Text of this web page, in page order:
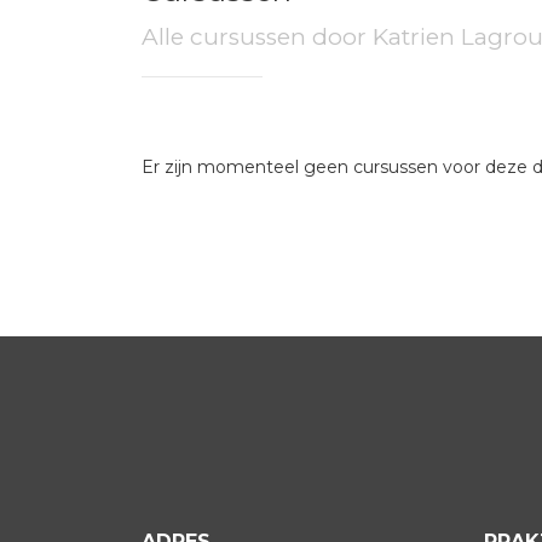
Alle cursussen door Katrien Lagrou
Er zijn momenteel geen cursussen voor deze